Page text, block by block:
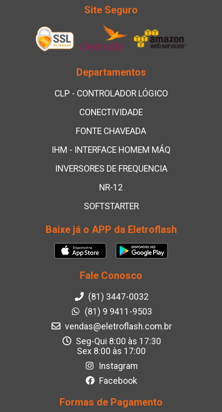
Site Seguro
Departamentos
CLP - CONTROLADOR LÓGICO
CONECTIVIDADE
FONTE CHAVEADA
IHM - INTERFACE HOMEM MÁQ
INVERSORES DE FREQUENCIA
NR-12
SOFTSTARTER
Baixe já o APP da Eletroflash
Fale Conosco
(81) 3447-0032
(81) 9 9411-9503
vendas@eletroflash.com.br
Seg-Qui 8:00 às 17:30
Sex 8:00 às 17:00
Instagram
Facebook
Formas de Pagamento